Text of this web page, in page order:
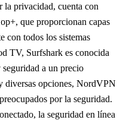
la privacidad, cuenta con
que proporcionan capas
con todos los sistemas
TV, Surfshark es conocida
a un precio
diversas opciones, NordVPN
por la seguridad.
la seguridad en línea